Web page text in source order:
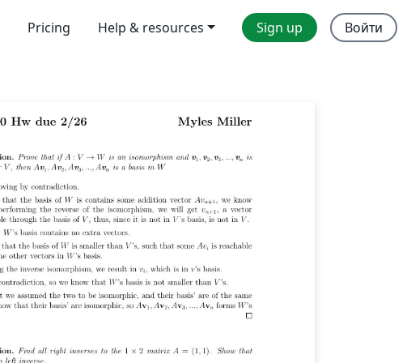
Pricing Help & resources Sign up Войти